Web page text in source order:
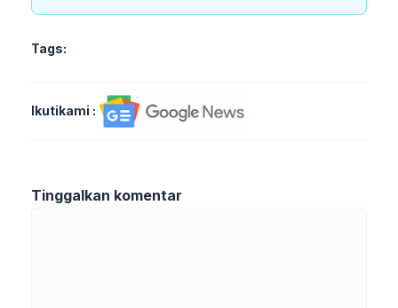
Tags:
Ikutikami :
Tinggalkan komentar